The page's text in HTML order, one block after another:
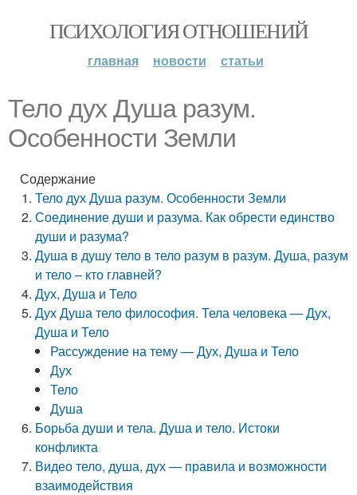
ПСИХОЛОГИЯ ОТНОШЕНИЙ
главная новости статьи
Тело дух Душа разум.
Особенности Земли
Содержание
Тело дух Душа разум. Особенности Земли
Соединение души и разума. Как обрести единство
души и разума?
Душа в душу тело в тело разум в разум. Душа, разум
и тело – кто главней?
Дух, Душа и Тело
Дух Душа тело философия. Тела человека — Дух,
Душа и Тело
Рассуждение на тему — Дух, Душа и Тело
Дух
Тело
Душа
Борьба души и тела. Душа и тело. Истоки
конфликта
Видео тело, душа, дух — правила и возможности
взаимодействия